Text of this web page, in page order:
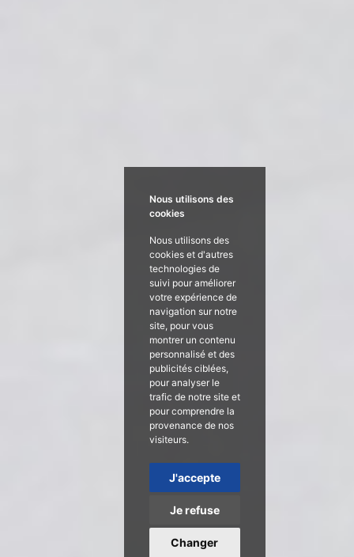
Nous utilisons des
cookies
Nous utilisons des
cookies et d'autres
technologies de
suivi pour améliorer
votre expérience de
navigation sur notre
site, pour vous
montrer un contenu
personnalisé et des
publicités ciblées,
pour analyser le
trafic de notre site et
pour comprendre la
provenance de nos
visiteurs.
J'accepte
Je refuse
Changer